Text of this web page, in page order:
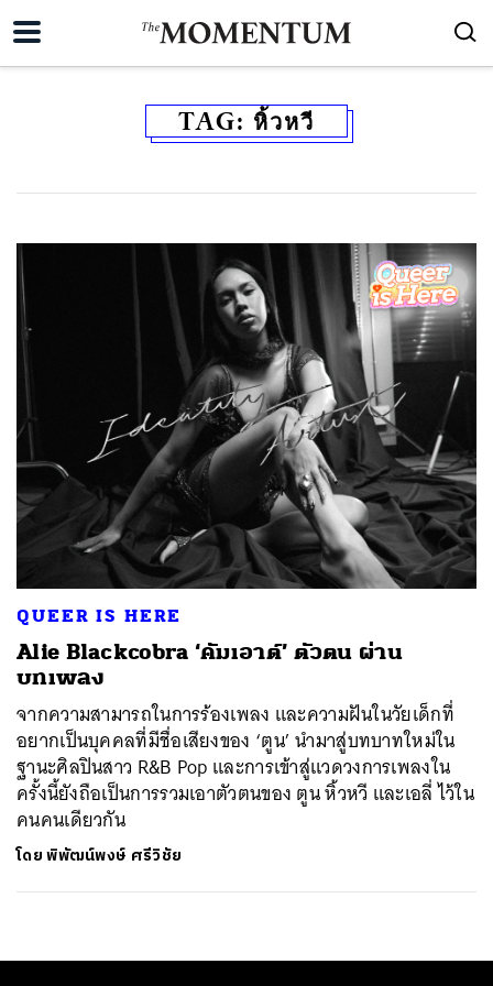
TAG: หิ้วหวี
QUEER IS HERE
Alie Blackcobra ‘คัมเอาต์’ ตัวตน ผ่าน
บทเพลง
จากความสามารถในการร้องเพลง และความฝันในวัยเด็กที่
อยากเป็นบุคคลที่มีชื่อเสียงของ ‘ตูน’ นำมาสู่บทบาทใหม่ใน
ฐานะศิลปินสาว R&B Pop และการเข้าสู่แวดวงการเพลงใน
ครั้งนี้ยังถือเป็นการรวมเอาตัวตนของ ตูน หิ้วหวี และเอลี่ ไว้ใน
คนคนเดียวกัน
โดยพิพัฒน์พงษ์ ศรีวิชัย
ค้นหา
SHARE TWEET LINE EMAIL